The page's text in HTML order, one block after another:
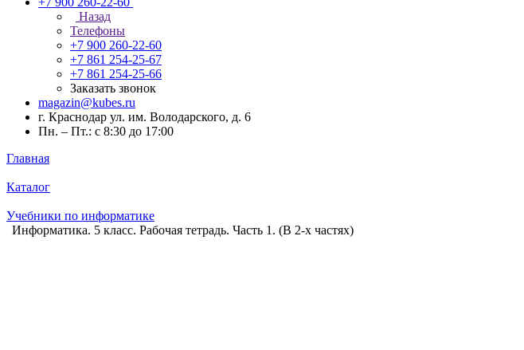
Назад
Телефоны
+7 900 260-22-60
+7 861 254-25-67
+7 861 254-25-66
Заказать звонок
magazin@kubes.ru
г. Краснодар ул. им. Володарского, д. 6
Пн. – Пт.: с 8:30 до 17:00
Главная
Каталог
Учебники по информатике
Информатика. 5 класс. Рабочая тетрадь. Часть 1. (В 2-х частях)